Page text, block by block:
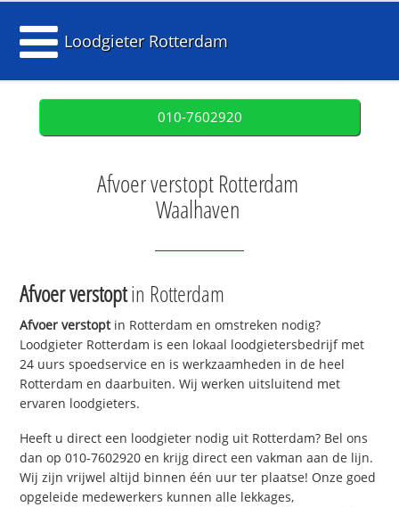
Loodgieter Rotterdam
010-7602920
Afvoer verstopt Rotterdam
Waalhaven
Afvoer verstoptin Rotterdam
Afvoer verstoptin Rotterdam en omstreken nodig?
Loodgieter Rotterdam is een lokaal loodgietersbedrijf met
24 uurs spoedservice en is werkzaamheden in de heel
Rotterdam en daarbuiten. Wij werken uitsluitend met
ervaren loodgieters.
Heeft u direct een loodgieter nodig uit Rotterdam? Bel ons
dan op 010-7602920 en krijg direct een vakman aan de lijn.
Wij zijn vrijwel altijd binnen één uur ter plaatse! Onze goed
opgeleide medewerkers kunnen alle lekkages,